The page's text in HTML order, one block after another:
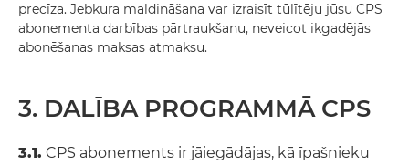
precīza. Jebkura maldināšana var izraisīt tūlītēju jūsu CPS
abonementa darbības pārtraukšanu, neveicot ikgadējās
abonēšanas maksas atmaksu.
3. DALĪBA PROGRAMMĀ CPS
3.1. CPS abonements ir jāiegādājas, kā īpašnieku